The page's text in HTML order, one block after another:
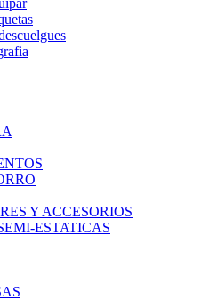
Y ACCESORIOS
ESTATICAS